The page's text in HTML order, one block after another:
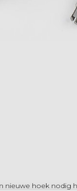
nieuwe hoek nodig